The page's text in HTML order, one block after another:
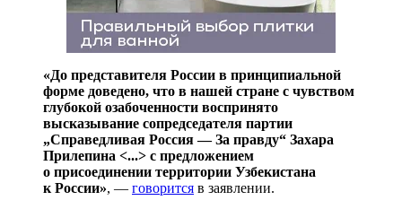
«До представителя России в принципиальной
форме доведено, что в нашей стране с чувством
глубокой озабоченности воспринято
высказывание сопредседателя партии
„Справедливая Россия — За правду“ Захара
Прилепина <...> с предложением
о присоединении территории Узбекистана
к России», — говорится в заявлении.